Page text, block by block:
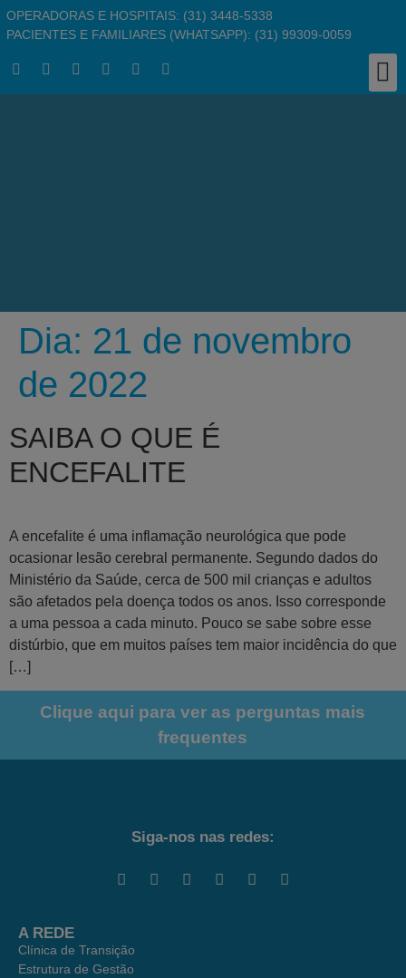
OPERADORAS E HOSPITAIS: (31) 3448-5338
PACIENTES E FAMILIARES (WHATSAPP): (31) 99309-0059
Dia: 21 de novembro
de 2022
SAIBA O QUE É
ENCEFALITE
A encefalite é uma inflamação neurológica que pode
ocasionar lesão cerebral permanente. Segundo dados do
Ministério da Saúde, cerca de 500 mil crianças e adultos
são afetados pela doença todos os anos. Isso corresponde
a uma pessoa a cada minuto. Pouco se sabe sobre esse
distúrbio, que em muitos países tem maior incidência do que
[…]
Clique aqui para ver as perguntas mais
frequentes
Siga-nos nas redes:
A REDE
Clínica de Transição
Estrutura de Gestão